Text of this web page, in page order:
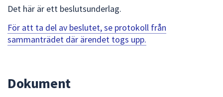
för
att
navigera
Det här är ett beslutsunderlag.
För att ta del av beslutet, se protokoll från
sammanträdet där ärendet togs upp.
Dokument